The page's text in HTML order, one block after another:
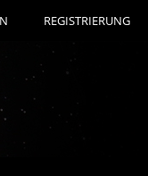
REGISTRIERUNG